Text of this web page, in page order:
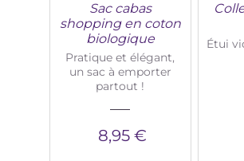
Sac cabas
shopping en coton
biologique
Pratique et élégant,
un sac à emporter
partout !
8,95 €
Étui